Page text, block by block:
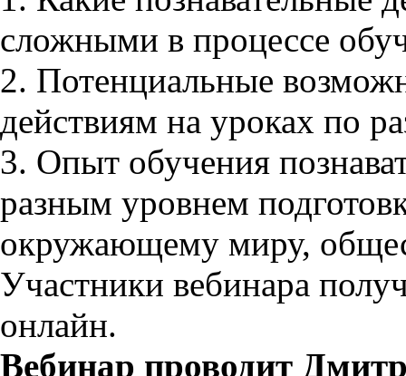
сложными в процессе
2. Потенциальные
действиям на уроках по
3. Опыт обучения
разным уровнем
окружающему миру,
Участники вебинара
онлайн.
Вебинар проводит